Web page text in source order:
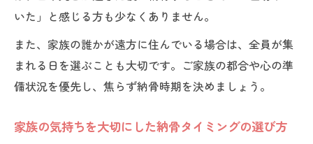
いた」と感じる方も少なくありません。
また、家族の誰かが遠方に住んでいる場合は、全員が集
まれる日を選ぶことも大切です。ご家族の都合や心の準
備状況を優先し、焦らず納骨時期を決めましょう。
家族の気持ちを大切にした納骨タイミングの選び方